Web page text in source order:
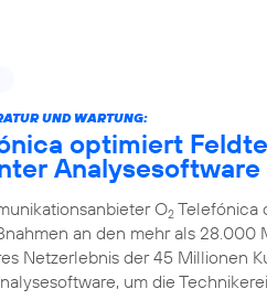
UND WARTUNG:
optimiert
Analysesoftware
O2 Telefónica
an den mehr als
Netzerlebnis der 45 Millionen
um die